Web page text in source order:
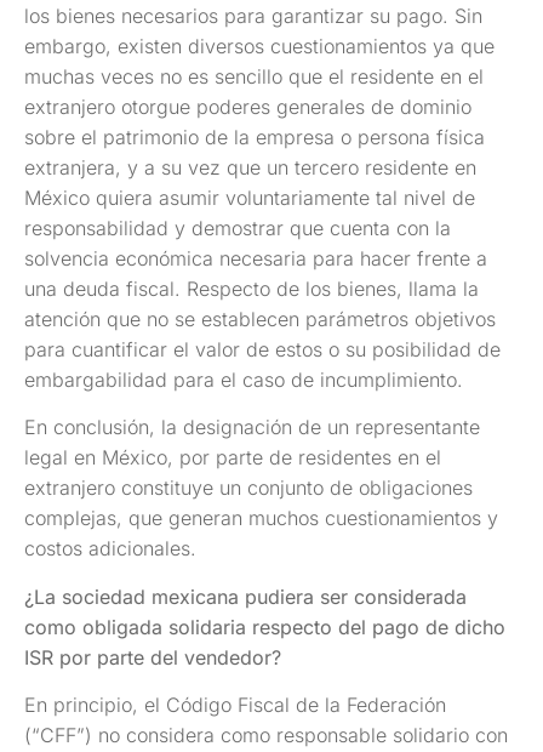
los bienes necesarios para garantizar su pago. Sin
embargo, existen diversos cuestionamientos ya que
muchas veces no es sencillo que el residente en el
extranjero otorgue poderes generales de dominio
sobre el patrimonio de la empresa o persona física
extranjera, y a su vez que un tercero residente en
México quiera asumir voluntariamente tal nivel de
responsabilidad y demostrar que cuenta con la
solvencia económica necesaria para hacer frente a
una deuda fiscal. Respecto de los bienes, llama la
atención que no se establecen parámetros objetivos
para cuantificar el valor de estos o su posibilidad de
embargabilidad para el caso de incumplimiento.
En conclusión, la designación de un representante
legal en México, por parte de residentes en el
extranjero constituye un conjunto de obligaciones
complejas, que generan muchos cuestionamientos y
costos adicionales.
¿La sociedad mexicana pudiera ser considerada
como obligada solidaria respecto del pago de dicho
ISR por parte del vendedor?
En principio, el Código Fiscal de la Federación
(“CFF”) no considera como responsable solidario con